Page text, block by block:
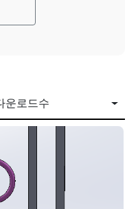
운로드수